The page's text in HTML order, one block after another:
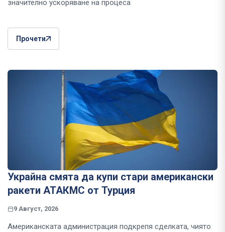
значително ускоряване на процеса
Прочети
Украйна смята да купи стари американски
ракети АТАКМС от Турция
9 Август, 2026
Американската администрация подкрепя сделката, чиято